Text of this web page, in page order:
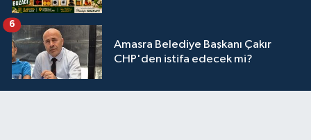
Amasra Belediye Başkanı Çakır
CHP'den istifa edecek mi?
6